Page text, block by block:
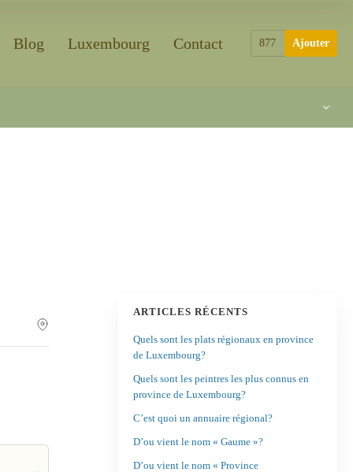
Blog Luxembourg Contact 877 Ajouter
ARTICLES RÉCENTS
Quels sont les plats régionaux en province
de Luxembourg?
Quels sont les peintres les plus connus en
province de Luxembourg?
C’est quoi un annuaire régional?
D’ou vient le nom « Gaume »?
D’ou vient le nom « Province